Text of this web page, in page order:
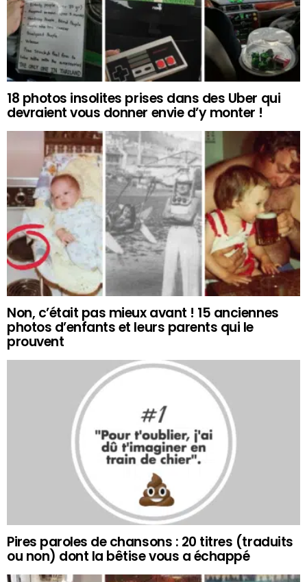
18 photos insolites prises dans des Uber qui
devraient vous donner envie d’y monter !
Non, c’était pas mieux avant ! 15 anciennes
photos d’enfants et leurs parents qui le
prouvent
Pires paroles de chansons : 20 titres (traduits
ou non) dont la bêtise vous a échappé